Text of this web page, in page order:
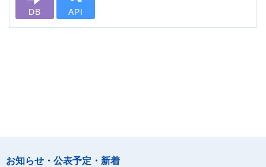
DB API
お知らせ・公表予定・新着